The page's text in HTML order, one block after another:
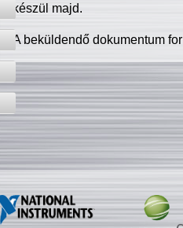
készül majd.
A beküldendő dokumentum